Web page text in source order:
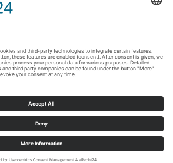
|Barrierefreiheitserklärung|Contact
E: info@lennestadt-kirchhundem.de
Cookie-Einstellungen